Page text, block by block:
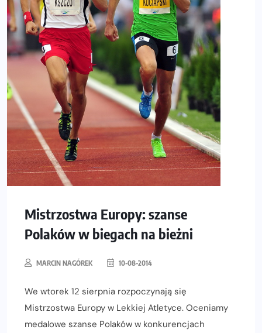
Mistrzostwa Europy: szanse
Polaków w biegach na bieżni
MARCIN NAGÓREK 10-08-2014
We wtorek 12 sierpnia rozpoczynają się
Mistrzostwa Europy w Lekkiej Atletyce. Oceniamy
medalowe szanse Polaków w konkurencjach